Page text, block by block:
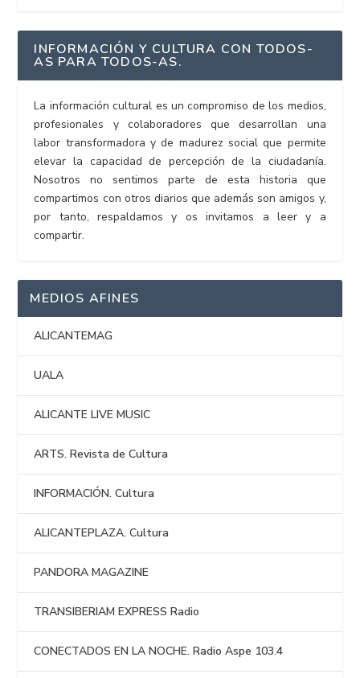
INFORMACIÓN Y CULTURA CON TODOS-
AS PARA TODOS-AS.
La información cultural es un compromiso de los medios,
profesionales y colaboradores que desarrollan una
labor transformadora y de madurez social que permite
elevar la capacidad de percepción de la ciudadanía.
Nosotros no sentimos parte de esta historia que
compartimos con otros diarios que además son amigos y,
por tanto, respaldamos y os invitamos a leer y a
compartir.
MEDIOS AFINES
ALICANTEMAG
UALA
ALICANTE LIVE MUSIC
ARTS. Revista de Cultura
INFORMACIÓN. Cultura
ALICANTEPLAZA. Cultura
PANDORA MAGAZINE
TRANSIBERIAM EXPRESS Radio
CONECTADOS EN LA NOCHE. Radio Aspe 103.4